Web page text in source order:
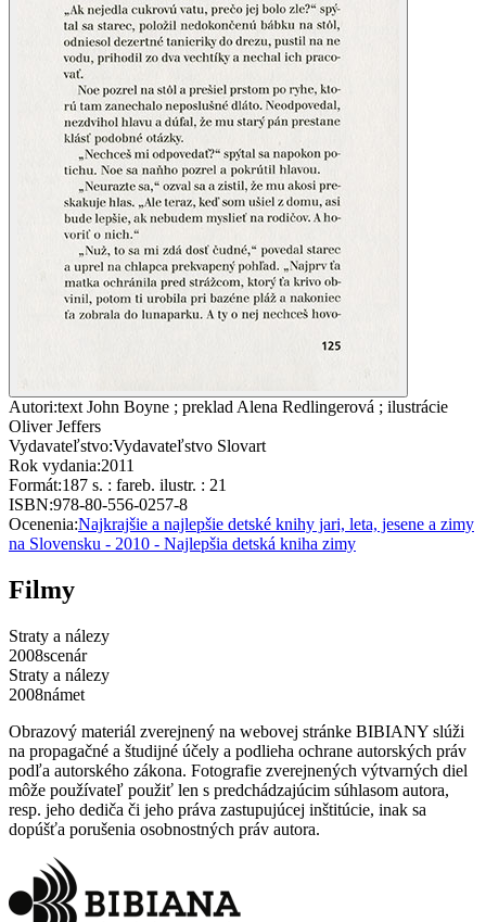
Autori:text John Boyne ; preklad Alena Redlingerová ; ilustrácie
Oliver Jeffers
Vydavateľstvo:Vydavateľstvo Slovart
Rok vydania:2011
Formát:187 s. : fareb. ilustr. : 21
ISBN:978-80-556-0257-8
Ocenenia:Najkrajšie a najlepšie detské knihy jari, leta, jesene a zimy
na Slovensku - 2010 - Najlepšia detská kniha zimy
Filmy
Straty a nálezy
2008scenár
Straty a nálezy
2008námet
Obrazový materiál zverejnený na webovej stránke BIBIANY slúži
na propagačné a študijné účely a podlieha ochrane autorských práv
podľa autorského zákona. Fotografie zverejnených výtvarných diel
môže používateľ použiť len s predchádzajúcim súhlasom autora,
resp. jeho dediča či jeho práva zastupujúcej inštitúcie, inak sa
dopúšťa porušenia osobnostných práv autora.